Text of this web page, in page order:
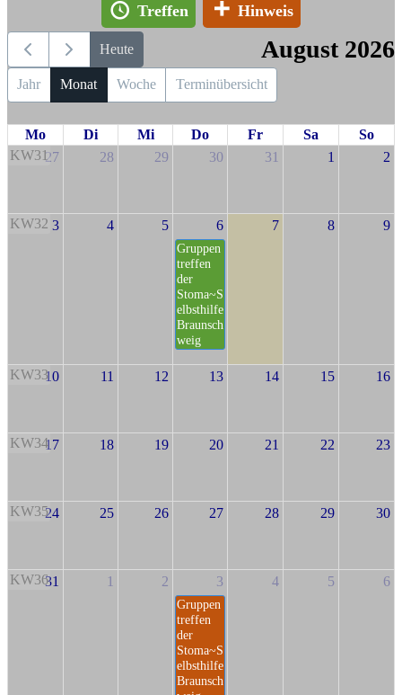
Treffen Hinweis
Heute August 2026
Jahr Monat Woche Terminübersicht
Mo Di Mi Do Fr Sa
So
KW3127 28 29 30 31 1 2
KW32 3 4 5 6
Gruppen
treffen
der
Stoma~S
elbsthilfe
Braunsch
weig
7 8 9
KW3310 11 12 13 14 15 16
KW3417 18 19 20 21 22 23
KW3524 25 26 27 28 29 30
KW3631 1 2 3
Gruppen
treffen
der
Stoma~S
elbsthilfe
Braunsch
4 5 6